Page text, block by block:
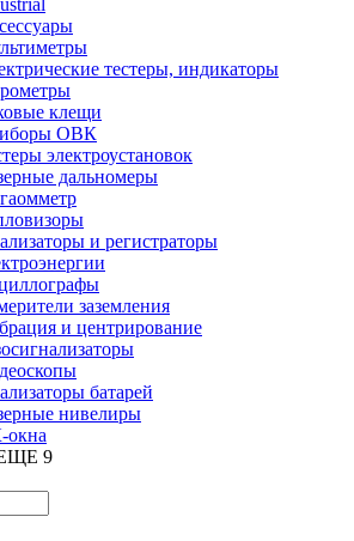
тестеры, индикаторы
клещи
ОВК
электроустановок
дальномеры
и регистраторы
заземления
и центрирование
батарей
нивелиры
9